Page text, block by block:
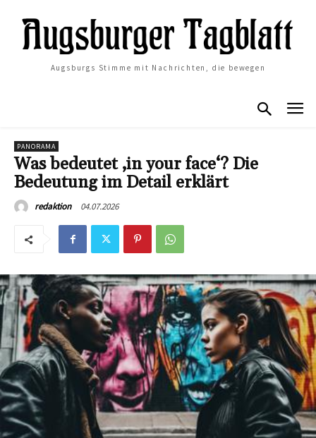
Augsburgs Stimme mit Nachrichten, die bewegen
PANORAMA
Was bedeutet ‚in your face‘? Die
Bedeutung im Detail erklärt
redaktion 04.07.2026